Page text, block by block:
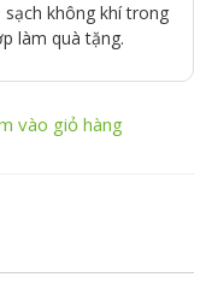
sạch không khí trong
làm quà tặng.
vào giỏ hàng